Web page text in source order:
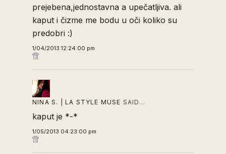
prejebena,jednostavna a upečatljiva. ali
kaput i čizme me bodu u oči koliko su
predobri :)
1/04/2013 12:24:00 pm
NINA S. | LA STYLE MUSE SAID…
kaput je *-*
1/05/2013 04:23:00 pm